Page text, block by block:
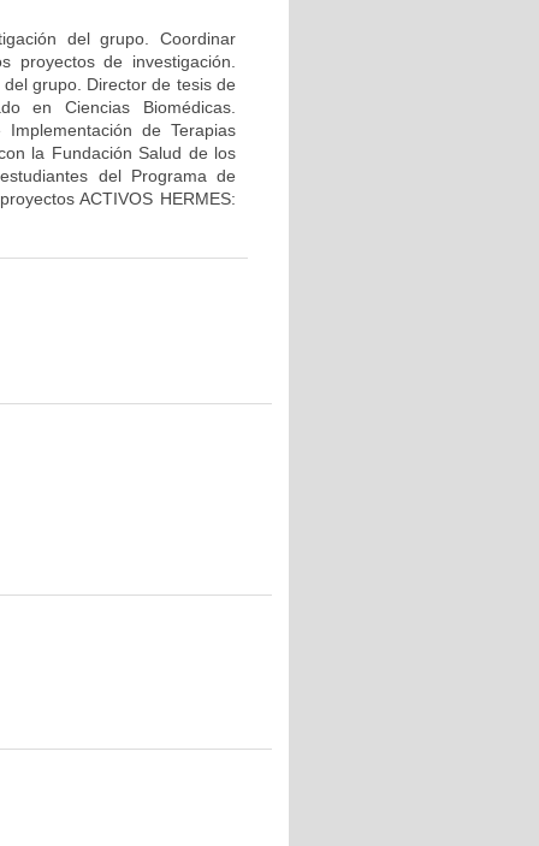
del grupo. Coordinar
proyectos de investigación.
grupo. Director de tesis de
en Ciencias Biomédicas.
de Terapias
la Fundación Salud de los
del Programa de
ACTIVOS HERMES: